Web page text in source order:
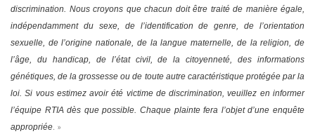
discrimination. Nous croyons que chacun doit être traité de manière égale,
indépendamment du sexe, de l’identification de genre, de l’orientation
sexuelle, de l’origine nationale, de la langue maternelle, de la religion, de
l’âge, du handicap, de l’état civil, de la citoyenneté, des informations
génétiques, de la grossesse ou de toute autre caractéristique protégée par la
loi. Si vous estimez avoir été victime de discrimination, veuillez en informer
l’équipe RTIA dès que possible. Chaque plainte fera l’objet d’une enquête
appropriée. »